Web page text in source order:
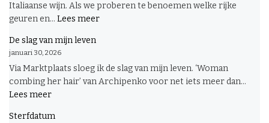
Italiaanse wijn. Als we proberen te benoemen welke rijke
geuren en... Lees meer:
De slag van mijn leven
januari 30, 2026
Via Marktplaats sloeg ik de slag van mijn leven. ‘Woman
combing her hair’ van Archipenko voor net iets meer dan...
Lees meer:
slag
Sterfdatum